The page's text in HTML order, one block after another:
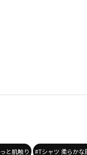
と肌触り #Tシャツ 柔らかな